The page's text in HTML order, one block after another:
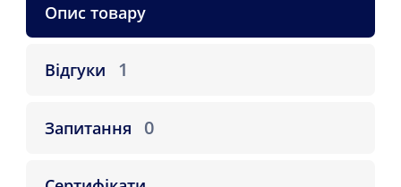
Опис товару
Відгуки 1
Запитання 0